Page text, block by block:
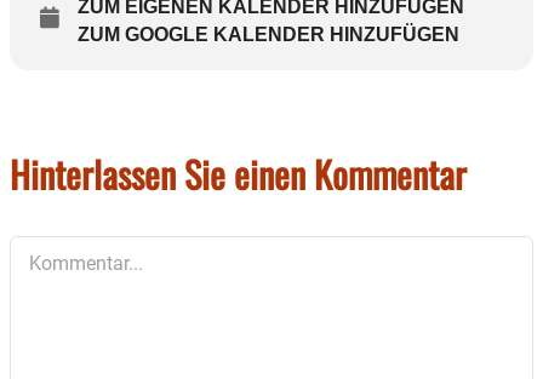
TOP 4: Bericht Kassenprüfer
TOP 6: Wünsche und Anträge
ZUM EIGENEN KALENDER HINZUFÜGEN
ZUM GOOGLE KALENDER HINZUFÜGEN
Hinterlassen Sie einen Kommentar